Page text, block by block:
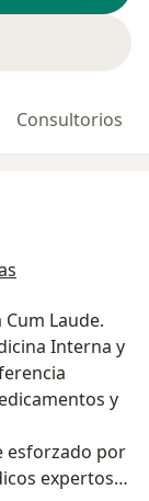
Consultorios
Laude.
Interna y
y
esforzado por
expertos